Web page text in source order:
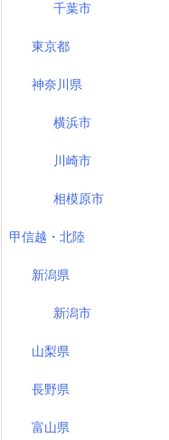
千葉市
東京都
神奈川県
横浜市
川崎市
相模原市
甲信越・北陸
新潟県
新潟市
山梨県
長野県
富山県